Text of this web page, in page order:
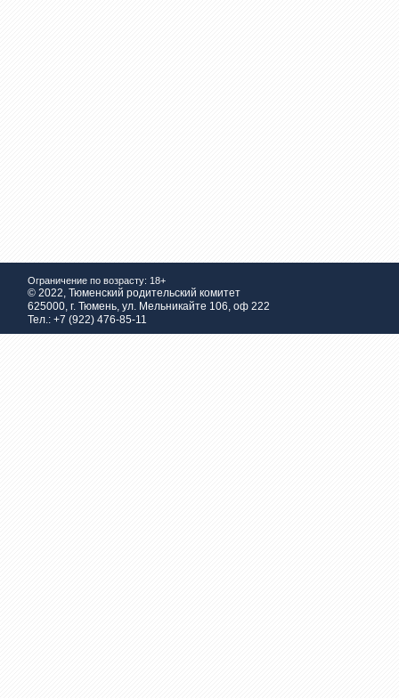
Ограничение по возрасту: 18+
© 2022, Тюменский родительский комитет
625000, г. Тюмень, ул. Мельникайте 106, оф 222
Тел.: +7 (922) 476-85-11